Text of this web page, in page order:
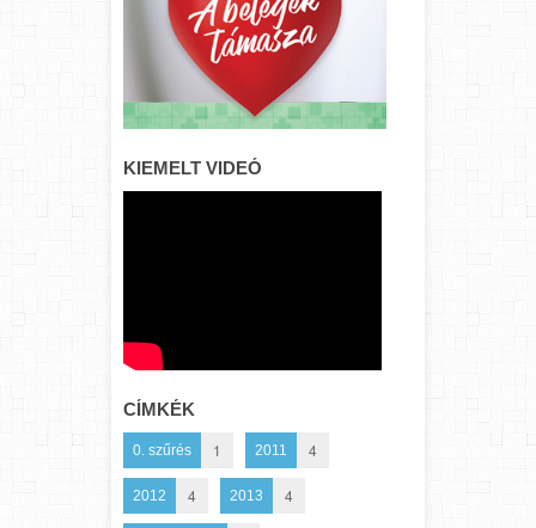
KIEMELT VIDEÓ
CÍMKÉK
0. szűrés 1 2011 4
2012 4 2013 4